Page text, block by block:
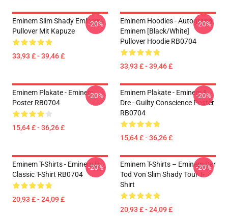
Eminem Slim Shady Eminem
Pullover Mit Kapuze
33,93 £ - 39,46 £
-20%
Eminem Hoodies - Autograph:
Eminem [Black/White]
Pullover Hoodie RB0704
33,93 £ - 39,46 £
-20%
Eminem Plakate - Eminem
Poster RB0704
15,64 £ - 36,26 £
-20%
Eminem Plakate - Eminem &
Dre - Guilty Conscience Poster
RB0704
15,64 £ - 36,26 £
-20%
Eminem T-Shirts - Eminem E
Classic T-Shirt RB0704
20,93 £ - 24,09 £
-20%
Eminem T-Shirts – Eminem Der
Tod Von Slim Shady Tour T-
Shirt
20,93 £ - 24,09 £
-20%